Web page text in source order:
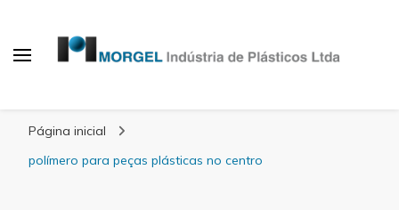
Página inicial
polímero para peças plásticas no centro